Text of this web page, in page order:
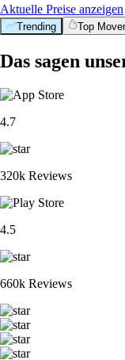
Aktuelle Preise anzeigen
Trending Top
Das sagen
4.7
320k Reviews
4.5
660k Reviews